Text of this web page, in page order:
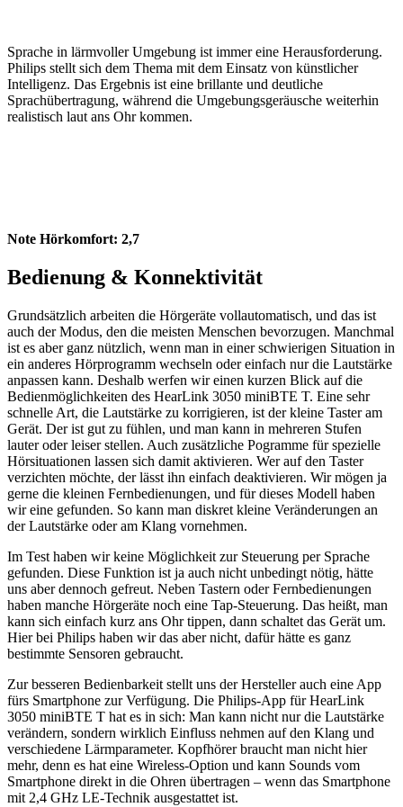
Sprache in lärmvoller Umgebung ist immer eine Herausforderung.
Philips stellt sich dem Thema mit dem Einsatz von künstlicher
Intelligenz. Das Ergebnis ist eine brillante und deutliche
Sprachübertragung, während die Umgebungsgeräusche weiterhin
realistisch laut ans Ohr kommen.
Note Hörkomfort: 2,7
Bedienung & Konnektivität
Grundsätzlich arbeiten die Hörgeräte vollautomatisch, und das ist
auch der Modus, den die meisten Menschen bevorzugen. Manchmal
ist es aber ganz nützlich, wenn man in einer schwierigen Situation in
ein anderes Hörprogramm wechseln oder einfach nur die Lautstärke
anpassen kann. Deshalb werfen wir einen kurzen Blick auf die
Bedienmöglichkeiten des HearLink 3050 miniBTE T. Eine sehr
schnelle Art, die Lautstärke zu korrigieren, ist der kleine Taster am
Gerät. Der ist gut zu fühlen, und man kann in mehreren Stufen
lauter oder leiser stellen. Auch zusätzliche Pogramme für spezielle
Hörsituationen lassen sich damit aktivieren. Wer auf den Taster
verzichten möchte, der lässt ihn einfach deaktivieren. Wir mögen ja
gerne die kleinen Fernbedienungen, und für dieses Modell haben
wir eine gefunden. So kann man diskret kleine Veränderungen an
der Lautstärke oder am Klang vornehmen.
Im Test haben wir keine Möglichkeit zur Steuerung per Sprache
gefunden. Diese Funktion ist ja auch nicht unbedingt nötig, hätte
uns aber dennoch gefreut. Neben Tastern oder Fernbedienungen
haben manche Hörgeräte noch eine Tap-Steuerung. Das heißt, man
kann sich einfach kurz ans Ohr tippen, dann schaltet das Gerät um.
Hier bei Philips haben wir das aber nicht, dafür hätte es ganz
bestimmte Sensoren gebraucht.
Zur besseren Bedienbarkeit stellt uns der Hersteller auch eine App
fürs Smartphone zur Verfügung. Die Philips-App für HearLink
3050 miniBTE T hat es in sich: Man kann nicht nur die Lautstärke
verändern, sondern wirklich Einfluss nehmen auf den Klang und
verschiedene Lärmparameter. Kopfhörer braucht man nicht hier
mehr, denn es hat eine Wireless-Option und kann Sounds vom
Smartphone direkt in die Ohren übertragen – wenn das Smartphone
mit 2,4 GHz LE-Technik ausgestattet ist.